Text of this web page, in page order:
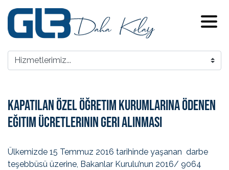
Kapatılan Özel Öğretim Kurumlarına Ödenen
Eğitim Ücretlerinin Geri Alınması
Ülkemizde 15 Temmuz 2016 tarihinde yaşanan darbe
teşebbüsü üzerine, Bakanlar Kurulu’nun 2016/ 9064